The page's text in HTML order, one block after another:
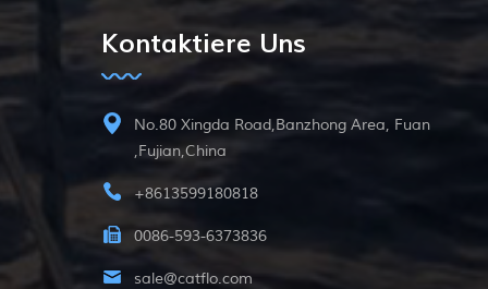
Kontaktiere Uns
No.80 Xingda Road,Banzhong Area, Fuan
,Fujian,China
+8613599180818
0086-593-6373836
sale@catflo.com